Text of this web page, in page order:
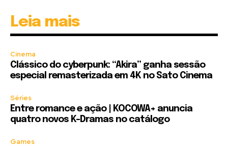
Leia mais
Cinema
Clássico do cyberpunk: “Akira” ganha sessão
especial remasterizada em 4K no Sato Cinema
Séries
Entre romance e ação | KOCOWA+ anuncia
quatro novos K-Dramas no catálogo
Games